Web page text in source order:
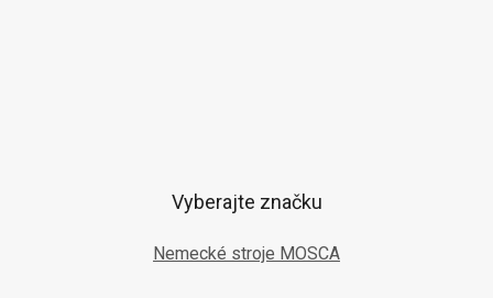
Vyberajte značku
Nemecké stroje MOSCA